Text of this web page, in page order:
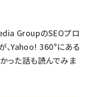
GroupのSEOプロ
、Yahoo! 360°にある
った話も読んでみま